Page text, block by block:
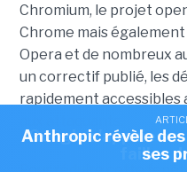
Google s'appuie
failles
Chromium, le projet
Chrome mais
Opera et de nombreux
un correctif publié, les
rapidement accessibles
Anthropic révèle
ses